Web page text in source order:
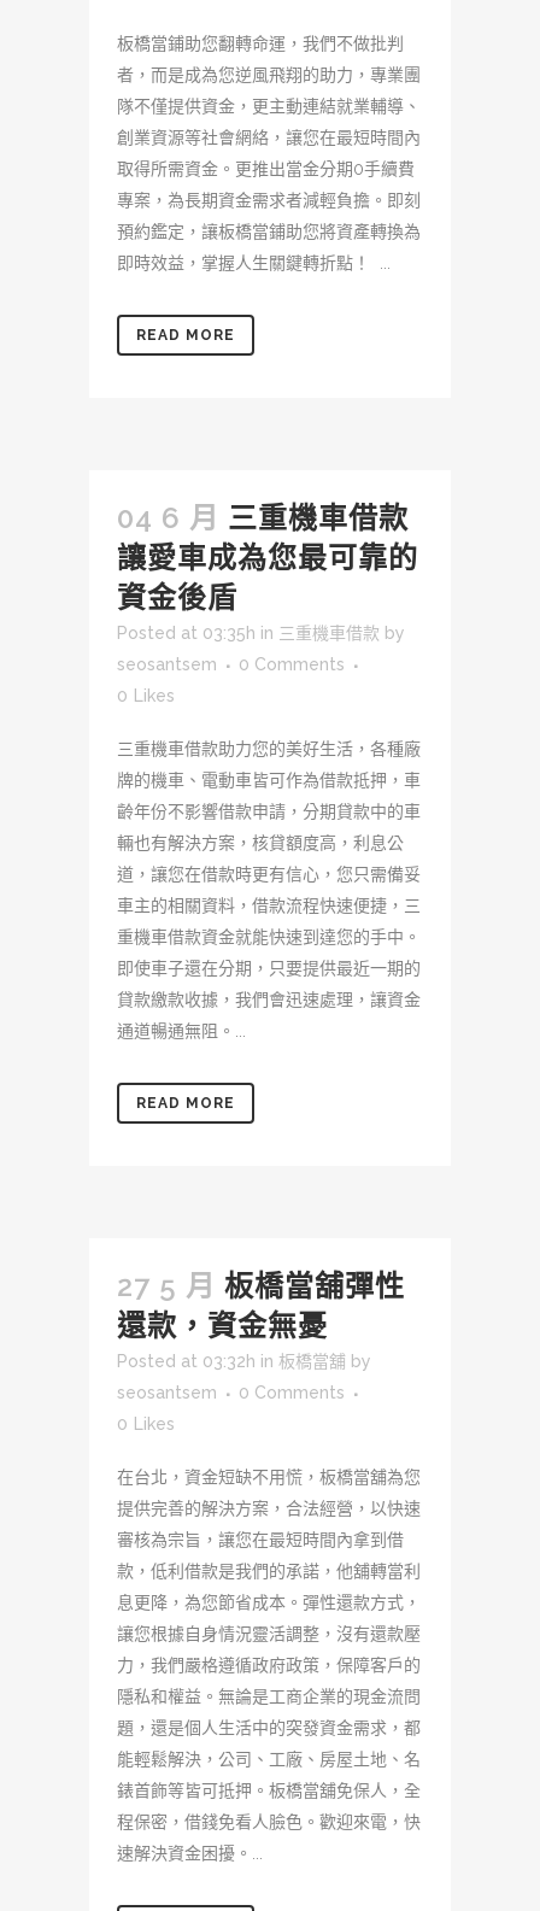
板橋當鋪助您翻轉命運，我們不做批判
者，而是成為您逆風飛翔的助力，專業團
隊不僅提供資金，更主動連結就業輔導、
創業資源等社會網絡，讓您在最短時間內
取得所需資金。更推出當金分期0手續費
專案，為長期資金需求者減輕負擔。即刻
預約鑑定，讓板橋當鋪助您將資產轉換為
即時效益，掌握人生關鍵轉折點！ ...
READ MORE
04 6 月 三重機車借款
讓愛車成為您最可靠的
資金後盾
Posted at 03:35h in 三重機車借款 by
seosantsem
0 Comments
0 Likes
三重機車借款助力您的美好生活，各種廠
牌的機車、電動車皆可作為借款抵押，車
齡年份不影響借款申請，分期貸款中的車
輛也有解決方案，核貸額度高，利息公
道，讓您在借款時更有信心，您只需備妥
車主的相關資料，借款流程快速便捷，三
重機車借款資金就能快速到達您的手中。
即使車子還在分期，只要提供最近一期的
貸款繳款收據，我們會迅速處理，讓資金
通道暢通無阻。...
READ MORE
27 5 月 板橋當舖彈性
還款，資金無憂
Posted at 03:32h in 板橋當舖 by
seosantsem
0 Comments
0 Likes
在台北，資金短缺不用慌，板橋當舖為您
提供完善的解決方案，合法經營，以快速
審核為宗旨，讓您在最短時間內拿到借
款，低利借款是我們的承諾，他舖轉當利
息更降，為您節省成本。彈性還款方式，
讓您根據自身情況靈活調整，沒有還款壓
力，我們嚴格遵循政府政策，保障客戶的
隱私和權益。無論是工商企業的現金流問
題，還是個人生活中的突發資金需求，都
能輕鬆解決，公司、工廠、房屋土地、名
錶首飾等皆可抵押。板橋當舖免保人，全
程保密，借錢免看人臉色。歡迎來電，快
速解決資金困擾。...